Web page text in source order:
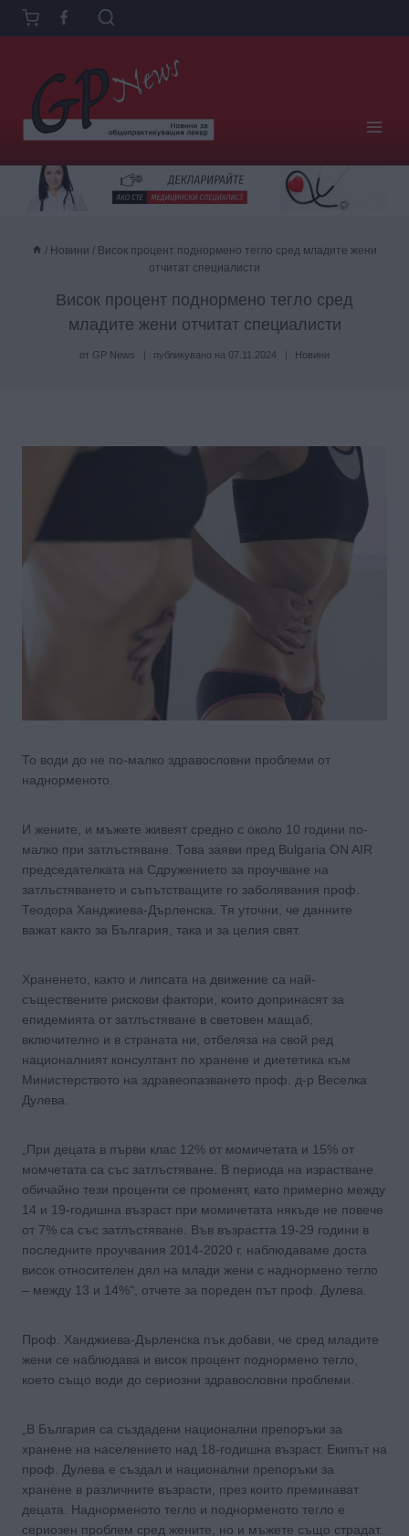
Към
съдържанието
/ Новини / Висок процент поднормено тегло сред младите жени
отчитат специалисти
Висок процент поднормено тегло сред
младите жени отчитат специалисти
от GP News публикувано на 07.11.2024 Новини
То води до не по-малко здравословни проблеми от
наднорменото.
И жените, и мъжете живеят средно с около 10 години по-
малко при затлъстяване. Това заяви пред Bulgaria ON AIR
председателката на Сдружението за проучване на
затлъстяването и съпътстващите го заболявания проф.
Теодора Ханджиева-Дърленска. Тя уточни, че данните
важат както за България, така и за целия свят.
Храненето, както и липсата на движение са най-
съществените рискови фактори, които допринасят за
епидемията от затлъстяване в световен мащаб,
включително и в страната ни, отбеляза на свой ред
националният консултант по хранене и диететика към
Министерството на здравеопазването проф. д-р Веселка
Дулева.
„При децата в първи клас 12% от момичетата и 15% от
момчетата са със затлъстяване. В периода на израстване
обичайно тези проценти се променят, като примерно между
14 и 19-годишна възраст при момичетата някъде не повече
от 7% са със затлъстяване. Във възрастта 19-29 години в
последните проучвания 2014-2020 г. наблюдаваме доста
висок относителен дял на млади жени с наднормено тегло
– между 13 и 14%“, отчете за пореден път проф. Дулева.
Проф. Ханджиева-Дърленска пък добави, че сред младите
жени се наблюдава и висок процент поднормено тегло,
което също води до сериозни здравословни проблеми.
„В България са създадени национални препоръки за
хранене на населението над 18-годишна възраст. Екипът на
проф. Дулева е създал и национални препоръки за
хранене в различните възрасти, през които преминават
децата. Наднорменото тегло и поднорменото тегло е
сериозен проблем сред жените, но и мъжете също страдат.